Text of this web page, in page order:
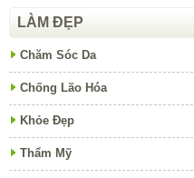
LÀM ĐẸP
Chăm Sóc Da
Chống Lão Hóa
Khỏe Đẹp
Thẩm Mỹ